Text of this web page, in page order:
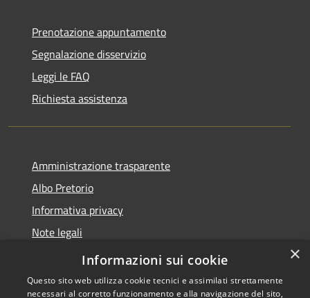
Prenotazione appuntamento
Segnalazione disservizio
Leggi le FAQ
Richiesta assistenza
Amministrazione trasparente
Albo Pretorio
Informativa privacy
Note legali
Dichiarazione di accessibilità
×
Informazioni sui cookie
Questo sito web utilizza cookie tecnici e assimilati strettamente
necessari al corretto funzionamento e alla navigazione del sito,